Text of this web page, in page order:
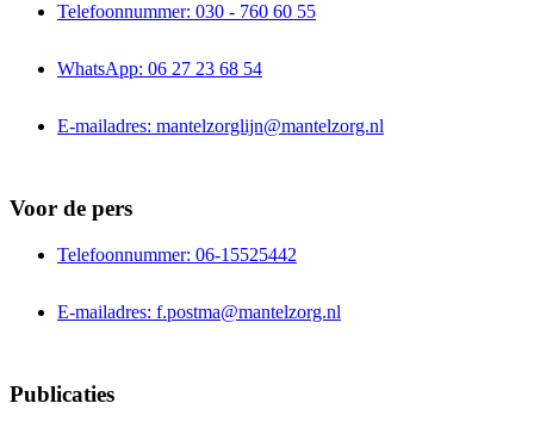
Telefoonnummer: 030 - 760 60 55
WhatsApp: 06 27 23 68 54
E-mailadres: mantelzorglijn@mantelzorg.nl
Voor de pers
Telefoonnummer: 06-15525442
E-mailadres: f.postma@mantelzorg.nl
Publicaties